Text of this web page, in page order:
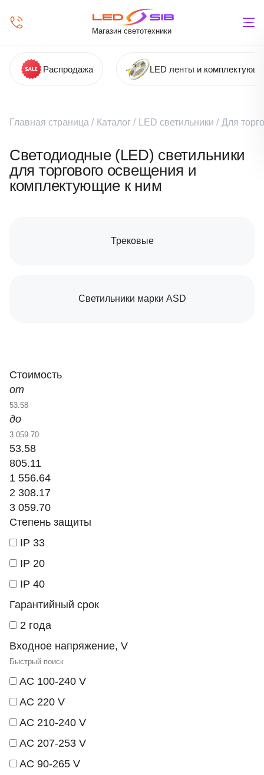
Магазин светотехники
Распродажа LED ленты и
Главная страница / Каталог / LED светильники / Для
Светодиодные (LED) светильники
для торгового освещения и
комплектующие к ним
Трековые
Светильники марки ASD
Стоимость
от
до
53.58
805.11
1 556.64
2 308.17
3 059.70
Степень защиты
IP 33
IP 20
IP 40
Гарантийный срок
2 года
Входное напряжение, V
AC 100-240 V
AC 220 V
AC 210-240 V
AC 207-253 V
AC 90-265 V